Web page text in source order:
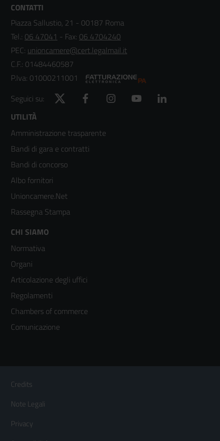
CONTATTI
Piazza Sallustio, 21 - 00187 Roma
Tel.: 06 47041 - Fax: 06 4704240
PEC: unioncamere@cert.legalmail.it
C.F.: 01484460587
P.Iva: 01000211001
Seguici su:
Twitter Facebook Instagram YouTube
Footer
menù
colonna
2
UTILITÀ
Amministrazione trasparente
Bandi di gara e contratti
Bandi di concorso
Albo fornitori
Unioncamere.Net
Rassegna Stampa
Footer
menù
colonna
3
CHI SIAMO
Normativa
Organi
Articolazione degli uffici
Regolamenti
Chambers of commerce
Comunicazione
Footer
Menù
orizzontale
Credits
Note Legali
Privacy